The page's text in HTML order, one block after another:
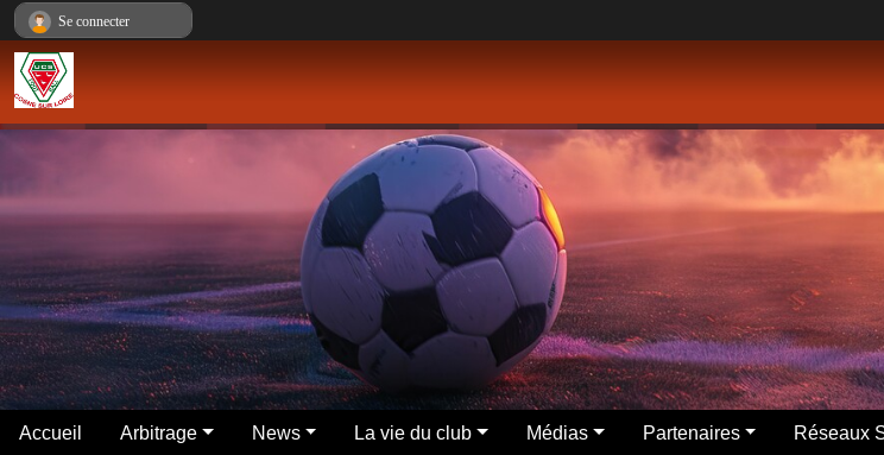
Accueil Arbitrage News La vie du club Médias Partenaires Réseaux
Se connecter
Panneau de gestion des cookies